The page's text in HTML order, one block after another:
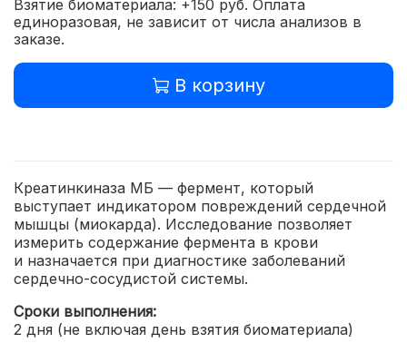
Взятие биоматериала: +150 руб. Оплата
единоразовая, не зависит от числа анализов в
заказе.
В корзину
Креатинкиназа МБ — фермент, который
выступает индикатором повреждений сердечной
мышцы (миокарда). Исследование позволяет
измерить содержание фермента в крови
и назначается при диагностике заболеваний
сердечно-сосудистой системы.
Сроки выполнения:
2 дня (не включая день взятия биоматериала)